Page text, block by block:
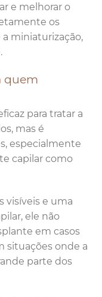
e melhorar o
os
miniaturização,
quem
para tratar a
mas é
especialmente
capilar como
visíveis e uma
ele não
em casos
situações onde a
parte dos